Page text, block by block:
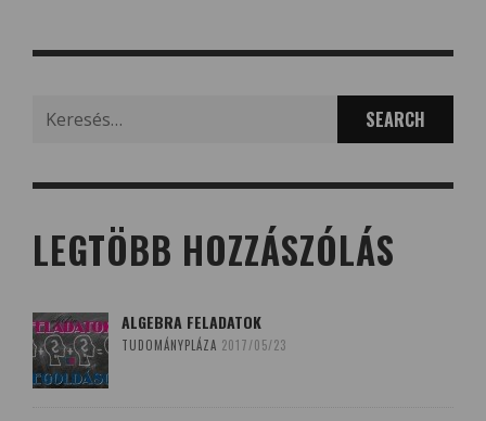
LEGTÖBB HOZZÁSZÓLÁS
ALGEBRA FELADATOK
TUDOMÁNYPLÁZA 2017/05/23